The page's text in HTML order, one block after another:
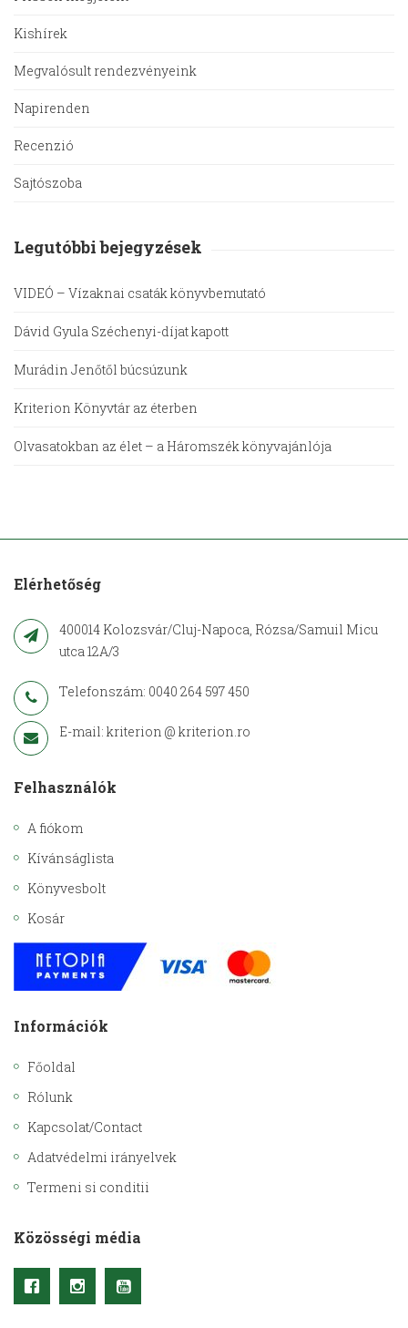
Kishírek
Megvalósult rendezvényeink
Napirenden
Recenzió
Sajtószoba
Legutóbbi bejegyzések
VIDEÓ – Vízaknai csaták könyvbemutató
Dávid Gyula Széchenyi-díjat kapott
Murádin Jenőtől búcsúzunk
Kriterion Könyvtár az éterben
Olvasatokban az élet – a Háromszék könyvajánlója
Elérhetőség
400014 Kolozsvár/Cluj-Napoca, Rózsa/Samuil Micu
utca 12A/3
Telefonszám: 0040 264 597 450
E-mail: kriterion @ kriterion.ro
Felhasználók
A fiókom
Kívánságlista
Könyvesbolt
Kosár
Információk
Főoldal
Rólunk
Kapcsolat/Contact
Adatvédelmi irányelvek
Termeni si conditii
Közösségi média